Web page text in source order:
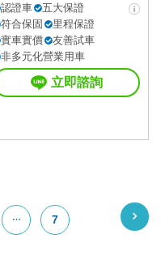
認證車
五大保證
符合保固
里程保證
實車實價
友善試車
非多元化營業用車
立即諮詢
7